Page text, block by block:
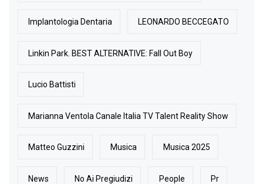
Implantologia Dentaria LEONARDO BECCEGATO
Linkin Park. BEST ALTERNATIVE: Fall Out Boy
Lucio Battisti
Marianna Ventola Canale Italia TV Talent Reality Show
Matteo Guzzini Musica Musica 2025
News No Ai Pregiudizi People Pr